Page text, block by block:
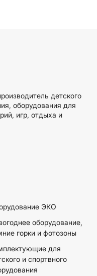
детского
оборудования для
игр, отдыха и
ЭКО
оборудование,
горки и фотозоны
для
и спортвного